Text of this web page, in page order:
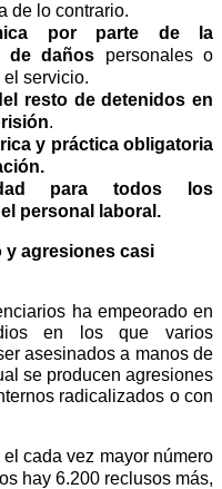
de lo contrario.
por parte de la
de daños personales o
servicio.
resto de detenidos en
.
y práctica obligatoria
para todos los
personal laboral.
y agresiones casi
ha empeorado en
en los que varios
asesinados a manos de
se producen agresiones
radicalizados o con
cada vez mayor número
hay 6.200 reclusos más,